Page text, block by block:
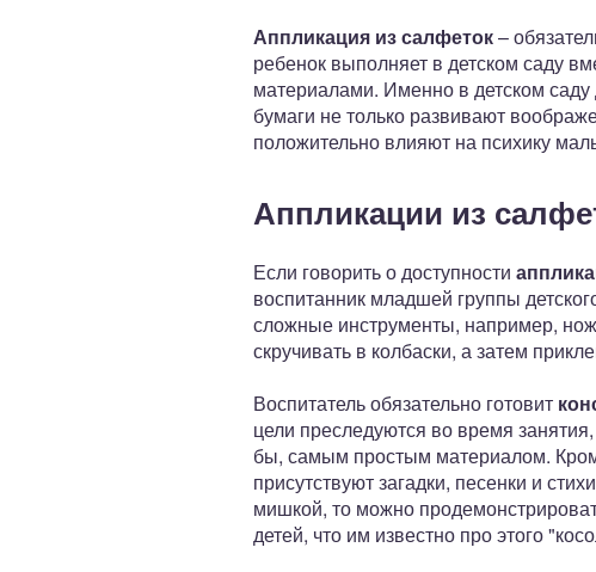
Аппликация из салфеток–
ребенок выполняет в детском саду
материалами. Именно в детском
бумаги не только развивают
положительно влияют на психику
Аппликации из
Если говорить о доступности
воспитанник младшей группы
сложные инструменты, например,
скручивать в колбаски, а затем
Воспитатель обязательно готовит
цели преследуются во время
бы, самым простым материалом.
присутствуют загадки, песенки и
мишкой, то можно
детей, что им известно про этого